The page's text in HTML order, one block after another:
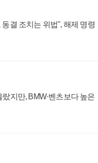
결 조치는 위법", 해제 명령
지만, BMW·벤츠보다 높은